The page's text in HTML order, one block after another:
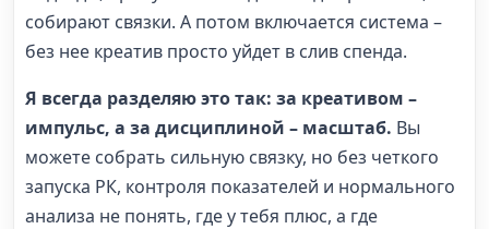
собирают связки. А потом включается система –
без нее креатив просто уйдет в слив спенда.
Я всегда разделяю это так: за креативом –
импульс, а за дисциплиной – масштаб. Вы
можете собрать сильную связку, но без четкого
запуска РК, контроля показателей и нормального
анализа не понять, где у тебя плюс, а где